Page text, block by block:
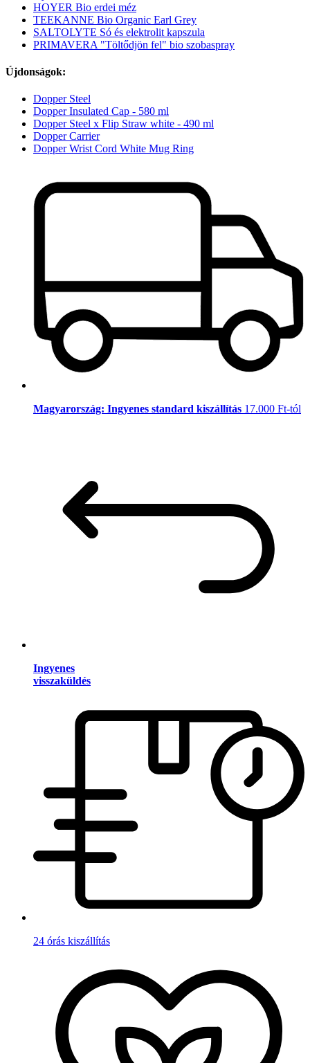
HOYER Bio erdei méz
TEEKANNE Bio Organic Earl Grey
SALTOLYTE Só és elektrolit kapszula
PRIMAVERA "Töltődjön fel" bio szobaspray
Újdonságok:
Dopper Steel
Dopper Insulated Cap - 580 ml
Dopper Steel x Flip Straw white - 490 ml
Dopper Carrier
Dopper Wrist Cord White Mug Ring
Magyarország: Ingyenes standard kiszállítás 17.000 Ft-tól
Ingyenes
visszaküldés
24 órás kiszállítás